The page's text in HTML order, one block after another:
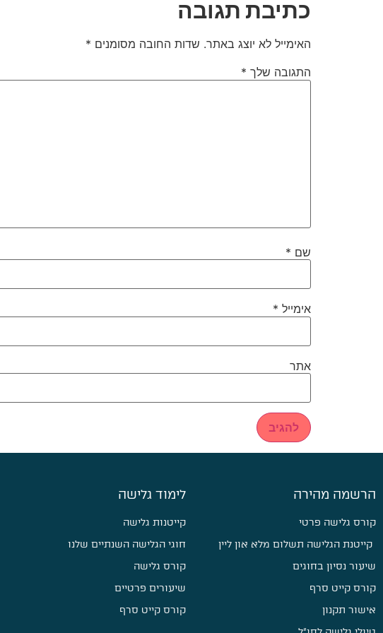
כתיבת תגובה
האימייל לא יוצג באתר. שדות החובה מסומנים *
התגובה שלך *
שם *
אימייל *
אתר
הרשמה מהירה
קורס גלישה פרטי
קייטנת הגלישה תשלום מלא און ליין
שיעור נסיון בחוגים
קורס קייט סרף
אישור תקנון
לימוד גלישה
קייטנות גלישה
חוגי הגלישה השנתיים שלנו
קורס גלישה
שיעורים פרטיים
קורס קייט סרף